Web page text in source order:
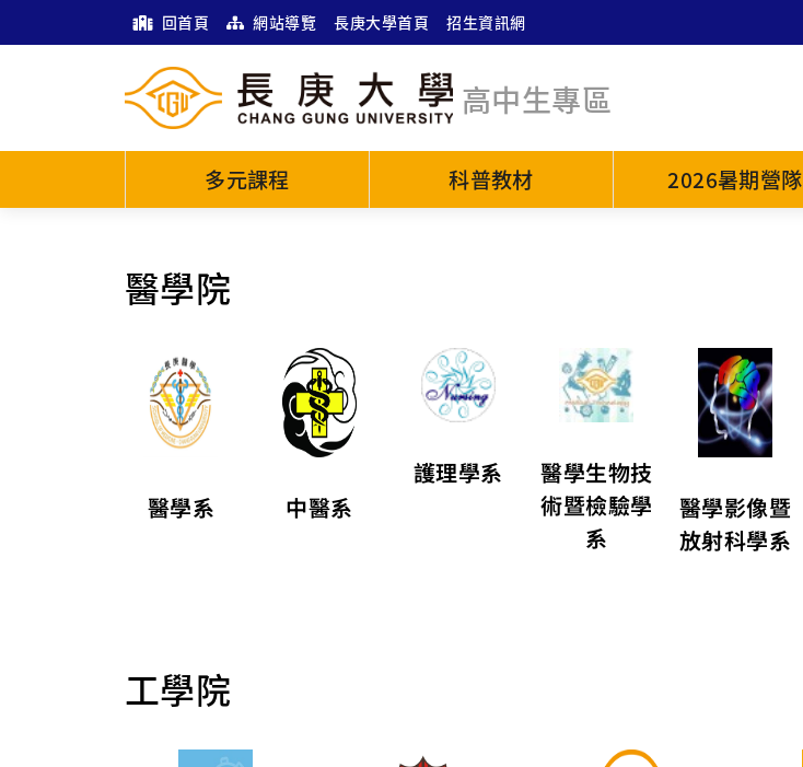
回首頁 網站導覽 長庚大學首頁 招生資訊網
高中生專區
多元課程 科普教材 2026暑期營隊
醫學院
醫學系 中醫系
護理學系
醫學生物技
術暨檢驗學
系
醫學影像暨
放射科學系
工學院